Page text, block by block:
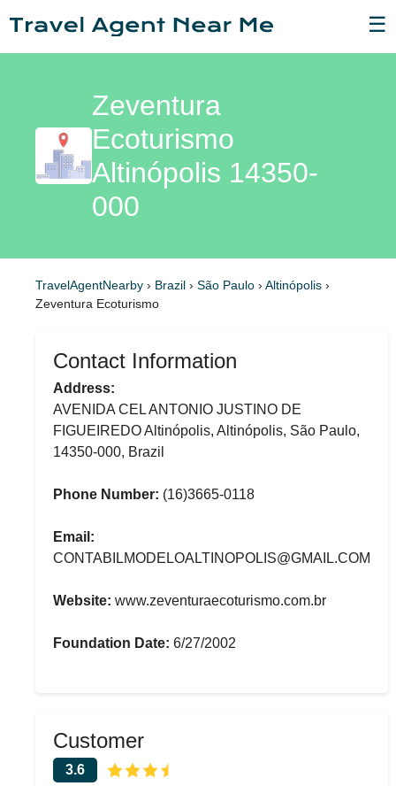
☰
Zeventura
Ecoturismo
Altinópolis 14350-
000
TravelAgentNearby › Brazil › São Paulo › Altinópolis ›
Zeventura Ecoturismo
Contact Information
Address:
AVENIDA CEL ANTONIO JUSTINO DE
FIGUEIREDO Altinópolis, Altinópolis, São Paulo,
14350-000, Brazil
Phone Number: (16)3665-0118
Email:
CONTABILMODELOALTINOPOLIS@GMAIL.COM
Website: www.zeventuraecoturismo.com.br
Foundation Date: 6/27/2002
Customer
3.6